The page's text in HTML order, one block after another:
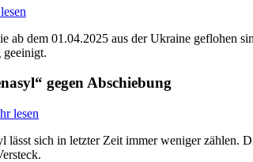
ab dem 01.04.2025 aus der Ukraine geflohen
gegen Abschiebung
lesen
lässt sich in letzter Zeit immer weniger zählen.